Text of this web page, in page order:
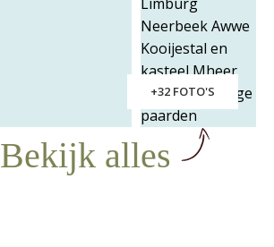
+32 FOTO'S
Bekijk alles